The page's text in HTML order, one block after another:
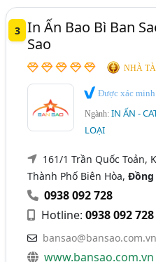
3 In Ấn Bao Bì Ban
Sao
NHÀ
Được xác minh
Ngành:IN ẤN -
LOẠI
161/1 Trần Quốc Toản,
Thành Phố Biên Hòa,Đồng
0938 092 728
Hotline:0938 092 728
bansao@bansao.com.vn
www.bansao.com.vn